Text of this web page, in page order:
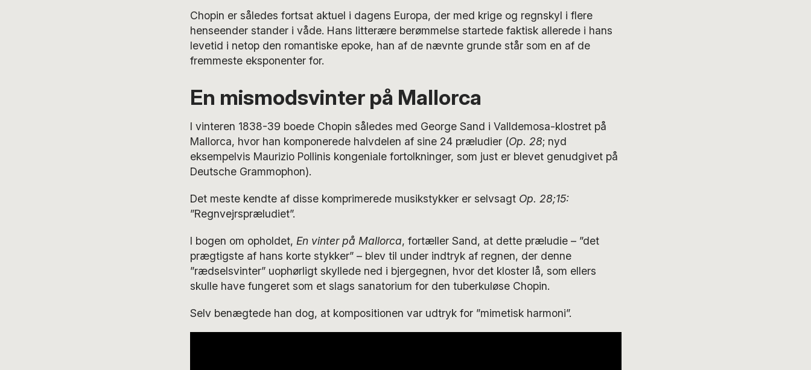
Chopin er således fortsat aktuel i dagens Europa, der med krige og regnskyl i flere
henseender stander i våde. Hans litterære berømmelse startede faktisk allerede i hans
levetid i netop den romantiske epoke, han af de nævnte grunde står som en af de
fremmeste eksponenter for.
En mismodsvinter på Mallorca
I vinteren 1838-39 boede Chopin således med George Sand i Valldemosa-klostret på
Mallorca, hvor han komponerede halvdelen af sine 24 præludier (Op. 28; nyd
eksempelvis Maurizio Pollinis kongeniale fortolkninger, som just er blevet genudgivet på
Deutsche Grammophon).
Det meste kendte af disse komprimerede musikstykker er selvsagt Op. 28;15:
”Regnvejrspræludiet”.
I bogen om opholdet, En vinter på Mallorca, fortæller Sand, at dette præludie – ”det
prægtigste af hans korte stykker” – blev til under indtryk af regnen, der denne
”rædselsvinter” uophørligt skyllede ned i bjergegnen, hvor det kloster lå, som ellers
skulle have fungeret som et slags sanatorium for den tuberkuløse Chopin.
Selv benægtede han dog, at kompositionen var udtryk for ”mimetisk harmoni”.